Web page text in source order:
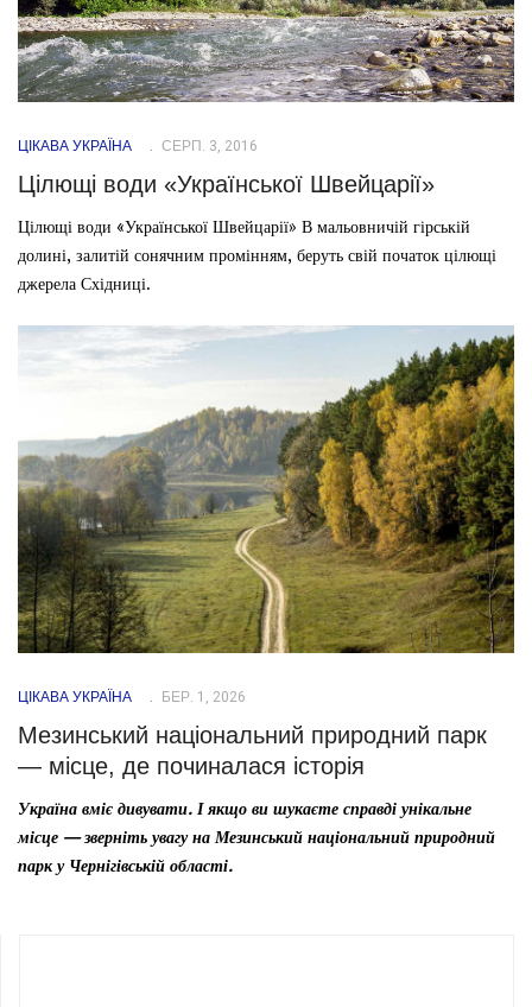
ЦІКАВА УКРАЇНА СЕРП. 3, 2016
Цілющі води «Української Швейцарії»
Цілющі води «Української Швейцарії» В мальовничій гірській
долині, залитій сонячним промінням, беруть свій початок цілющі
джерела Східниці.
ЦІКАВА УКРАЇНА БЕР. 1, 2026
Мезинський національний природний парк
— місце, де починалася історія
Україна вміє дивувати. І якщо ви шукаєте справді унікальне
місце — зверніть увагу на Мезинський національний природний
парк у Чернігівській області.